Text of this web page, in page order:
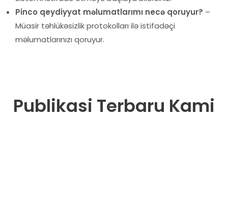
Pinco qeydiyyat məlumatlarımı necə qoruyur? –
Müasir təhlükəsizlik protokolları ilə istifadəçi
məlumatlarınızı qoruyur.
Publikasi Terbaru Kami